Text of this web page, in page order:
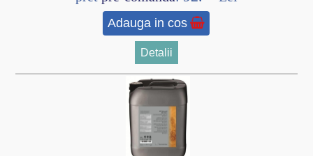
Adauga in cos
Detalii